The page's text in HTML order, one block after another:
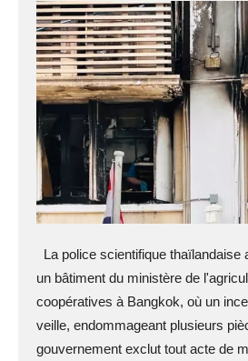
La police scientifique thaïlandaise
un bâtiment du ministère de
coopératives à Bangkok, où un
veille, endommageant plusieurs
gouvernement exclut tout acte de